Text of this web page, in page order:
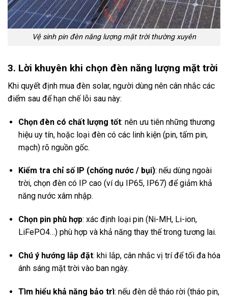
Vệ sinh pin đèn năng lượng mặt trời thường xuyên
3. Lời khuyên khi chọn đèn năng lượng mặt trời
Khi quyết định mua đèn solar, người dùng nên cân nhắc các
điểm sau để hạn chế lỗi sau này:
Chọn đèn có chất lượng tốt: nên ưu tiên những thương
hiệu uy tín, hoặc loại đèn có các linh kiện (pin, tấm pin,
mạch) rõ nguồn gốc.
Kiểm tra chỉ số IP (chống nước / bụi): nếu dùng ngoài
trời, chọn đèn có IP cao (ví dụ IP65, IP67) để giảm khả
năng nước xâm nhập.
Chọn pin phù hợp: xác định loại pin (Ni-MH, Li-ion,
LiFePO4…) phù hợp và khả năng thay thế trong tương lai.
Chú ý hướng lắp đặt: khi lắp, cân nhắc vị trí để tối đa hóa
ánh sáng mặt trời vào ban ngày.
Tìm hiểu khả năng bảo trì: nếu đèn dễ tháo rời (tháo pin,